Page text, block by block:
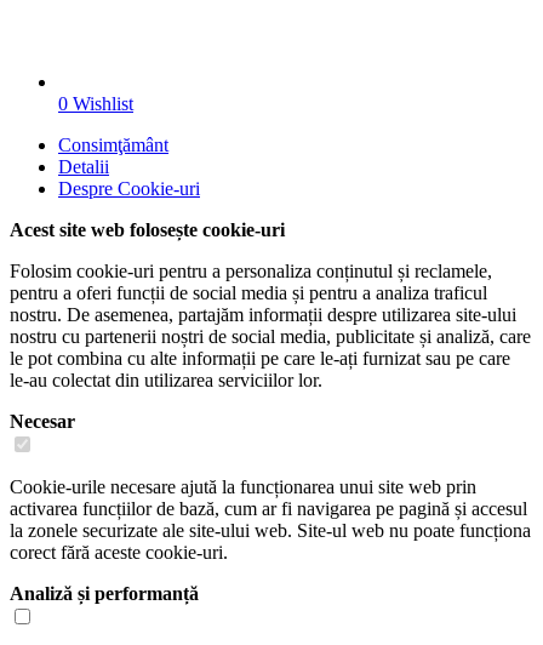
0 Wishlist
Consimţământ
Detalii
Despre Cookie-uri
Acest site web folosește cookie-uri
Folosim cookie-uri pentru a personaliza conținutul și reclamele,
pentru a oferi funcții de social media și pentru a analiza traficul
nostru. De asemenea, partajăm informații despre utilizarea site-ului
nostru cu partenerii noștri de social media, publicitate și analiză, care
le pot combina cu alte informații pe care le-ați furnizat sau pe care
le-au colectat din utilizarea serviciilor lor.
Necesar
Cookie-urile necesare ajută la funcționarea unui site web prin
activarea funcțiilor de bază, cum ar fi navigarea pe pagină și accesul
la zonele securizate ale site-ului web. Site-ul web nu poate funcționa
corect fără aceste cookie-uri.
Analiză și performanță